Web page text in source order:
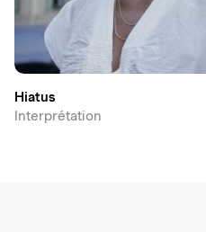
Hiatus
Interprétation